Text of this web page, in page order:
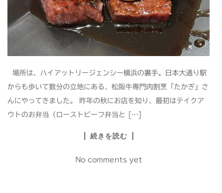
場所は、ハイアットリージェンシー横浜の裏手。日本大通り駅
からも歩いて数分の立地にある、松阪牛専門肉割烹「たかぎ」さ
んにやってきました。 昨年の秋にお店を知り、最初はテイクア
ウトのお弁当（ローストビーフ弁当と […]
続きを読む
No comments yet